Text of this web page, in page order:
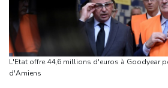
A Ceuta, les enfants migrants risquent
maltraitance et d'exploitation,
Foot: le Paris SG officialise l'arrivée
provenance de Monaco
Foot: Rodri a donné son accord au FC
L'Etat offre 44,6 millions d'euros à Goodyear
d'Amiens